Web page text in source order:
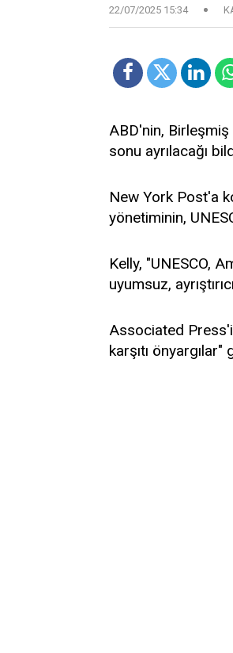
22/07/2025 15:34
ABD'nin,
sonu ayrılacağı
New York Post'a
yönetiminin,
Kelly, "UNESCO,
uyumsuz,
Associated
karşıtı